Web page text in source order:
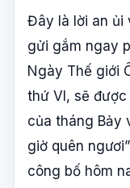
Đây là lời an ủi
gửi gắm ngay
Ngày Thế giới
thứ VI, sẽ
của tháng Bảy
giờ quên
công bố hôm